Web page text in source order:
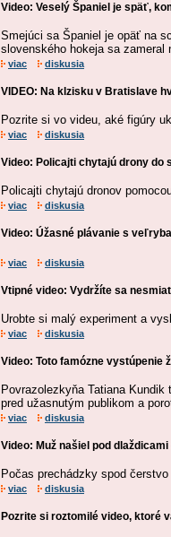
Video: Veselý Španiel je späť,
Smejúci sa Španiel je opäť na
slovenského hokeja sa zameral
viac diskusia
VIDEO: Na klzisku v Bratislave
Pozrite si vo videu, aké figúry
viac diskusia
Video: Policajti chytajú drony do
Policajti chytajú dronov
viac diskusia
Video: Úžasné plávanie s
viac diskusia
Vtipné video: Vydržíte sa
Urobte si malý experiment a
viac diskusia
Video: Toto famózne vystúpenie
Povrazolezkyňa Tatiana Kundik
pred užasnutým publikom a
viac diskusia
Video: Muž našiel pod
Počas prechádzky spod
viac diskusia
Pozrite si roztomilé video, ktoré